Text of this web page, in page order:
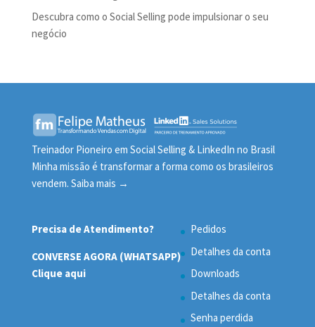
Descubra como o Social Selling pode impulsionar o seu
negócio
Treinador Pioneiro em Social Selling & LinkedIn no Brasil
Minha missão é transformar a forma como os brasileiros
vendem. Saiba mais →
Precisa de Atendimento?
CONVERSE AGORA (WHATSAPP)
Clique aqui
Pedidos
Detalhes da conta
Downloads
Detalhes da conta
Senha perdida